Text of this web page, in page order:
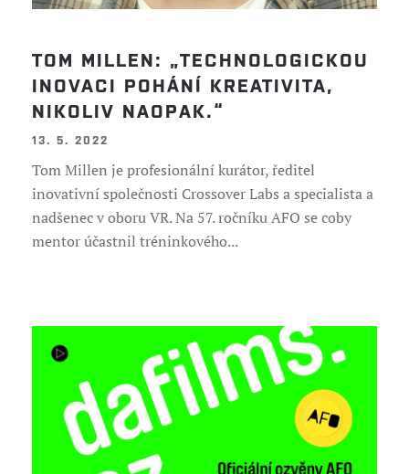
TOM MILLEN: „TECHNOLOGICKOU
INOVACI POHÁNÍ KREATIVITA,
NIKOLIV NAOPAK.“
13. 5. 2022
Tom Millen je profesionální kurátor, ředitel
inovativní společnosti Crossover Labs a specialista a
nadšenec v oboru VR. Na 57. ročníku AFO se coby
mentor účastnil tréninkového...